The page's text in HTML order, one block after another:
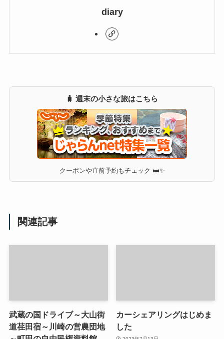
diary
🧳 週末の小さな旅はこちら
クーポンや直前予約もチェック 🛏✨
関連記事
武蔵の国ドライブ～大山街
道荏田宿～川崎の営農団地
カーシェアリングはじめま
した